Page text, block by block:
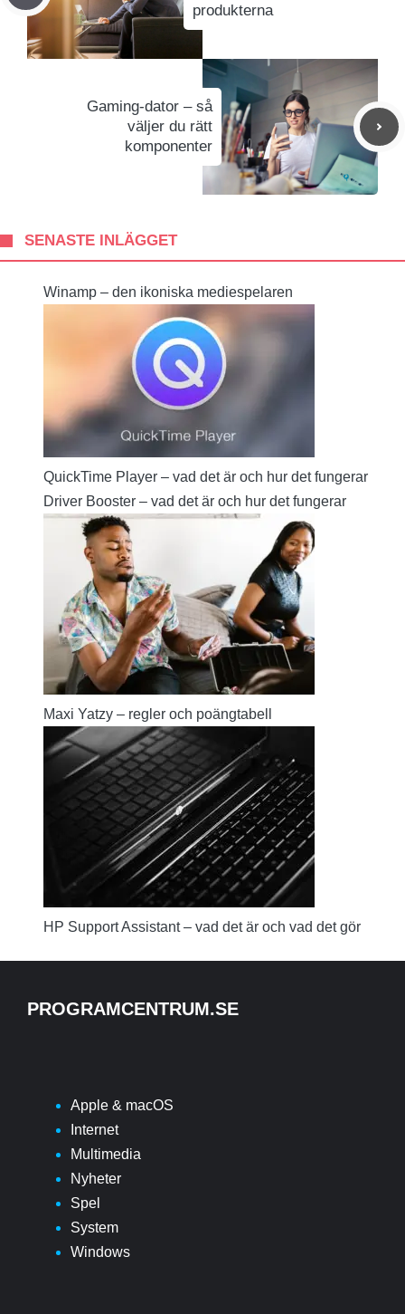
produkterna
Gaming-dator – så
väljer du rätt
komponenter
SENASTE INLÄGGET
Winamp – den ikoniska mediespelaren
QuickTime Player – vad det är och hur det fungerar
Driver Booster – vad det är och hur det fungerar
Maxi Yatzy – regler och poängtabell
HP Support Assistant – vad det är och vad det gör
PROGRAMCENTRUM.SE
Apple & macOS
Internet
Multimedia
Nyheter
Spel
System
Windows